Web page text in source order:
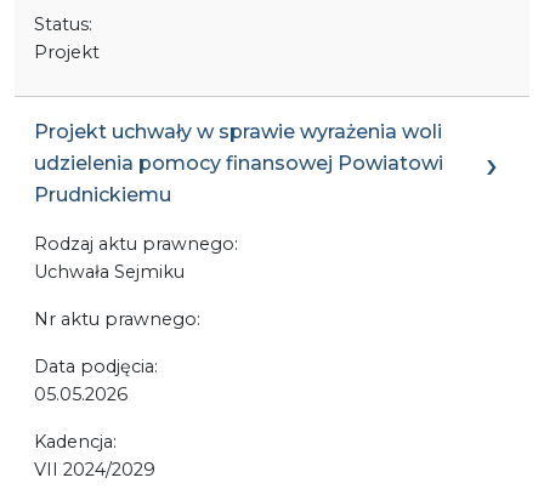
Status:
Projekt
Projekt uchwały w sprawie wyrażenia woli
udzielenia pomocy finansowej Powiatowi
Prudnickiemu
Rodzaj aktu prawnego:
Uchwała Sejmiku
Nr aktu prawnego:
Data podjęcia:
05.05.2026
Kadencja:
VII 2024/2029